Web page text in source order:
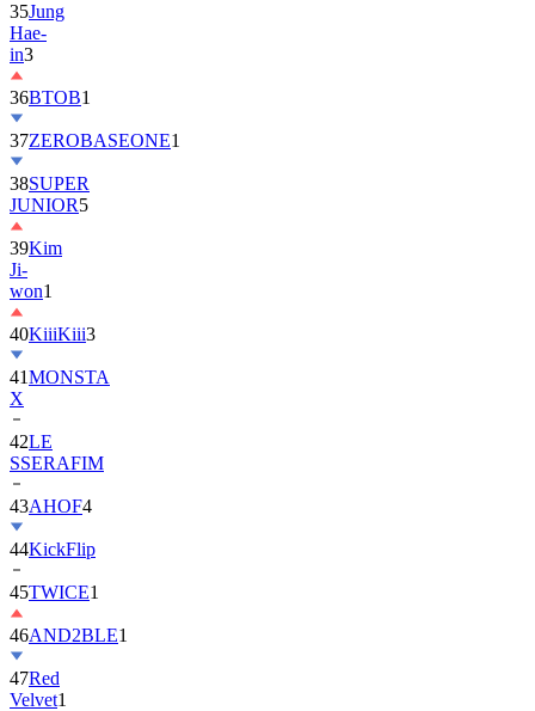
35Jung
Hae-
in3
36BTOB1
37ZEROBASEONE1
38SUPER
JUNIOR5
39Kim
Ji-
won1
40KiiiKiii3
41MONSTA
X
42LE
SSERAFIM
43AHOF4
44KickFlip
45TWICE1
46AND2BLE1
47Red
Velvet1